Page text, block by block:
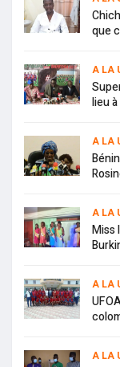
que
A LA
lieu
A LA
A LA
Miss
A LA
A LA